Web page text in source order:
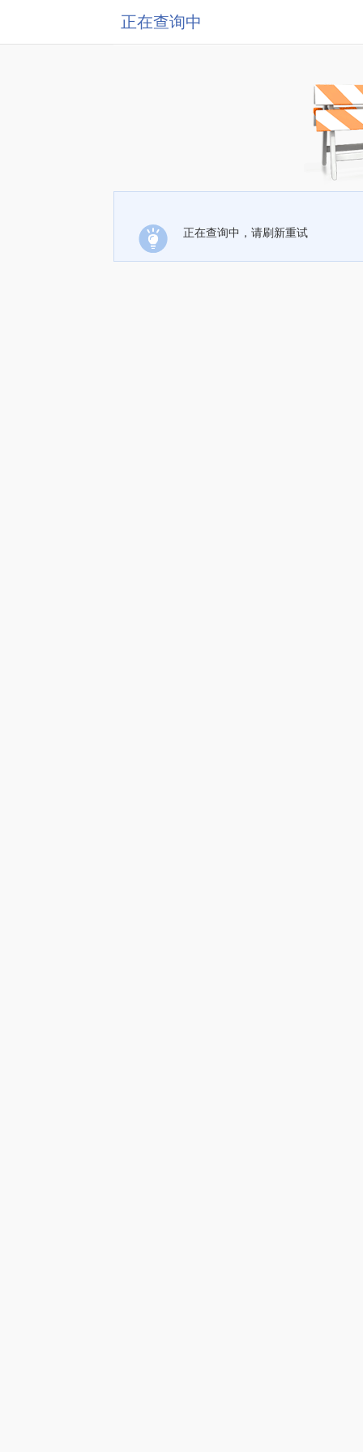
正在查询中
正在查询中，请刷新重试